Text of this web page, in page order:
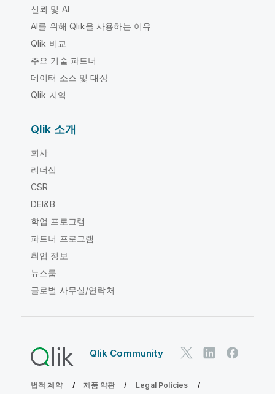
신뢰 및 AI
AI를 위해 Qlik을 사용하는 이유
Qlik 비교
주요 기술 파트너
데이터 소스 및 대상
Qlik 지역
Qlik 소개
회사
리더십
CSR
DEI&B
학업 프로그램
파트너 프로그램
취업 정보
뉴스룸
글로벌 사무실/연락처
Qlik Community
법적 계약 제품 약관 Legal Policies